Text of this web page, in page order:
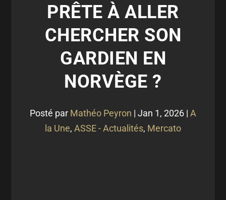
PRÊTE À ALLER
CHERCHER SON
GARDIEN EN
NORVÈGE ?
Posté par Mathéo Peyron | Jan 1, 2026 | A
la Une, ASSE - Actualités, Mercato